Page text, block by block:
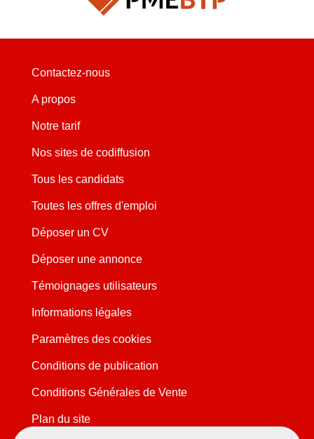
Contactez-nous
A propos
Notre tarif
Nos sites de codiffusion
Tous les candidats
Toutes les offres d'emploi
Déposer un CV
Déposer une annonce
Témoignages utilisateurs
Informations légales
Paramètres des cookies
Conditions de publication
Conditions Générales de Vente
Plan du site